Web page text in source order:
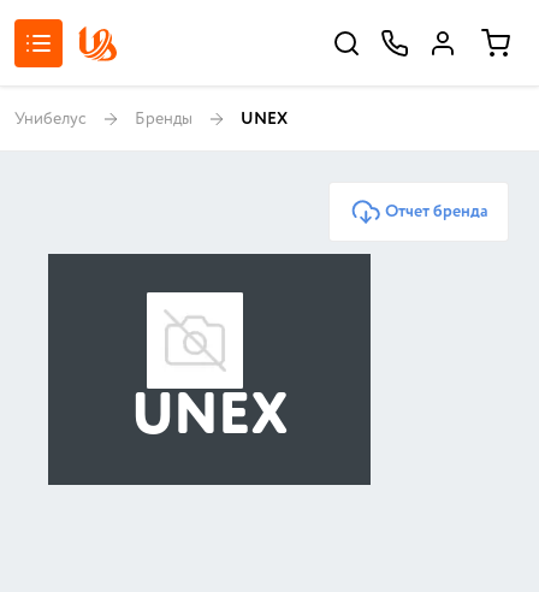
Унибелус Бренды UNEX
Отчет бренда
UNEX